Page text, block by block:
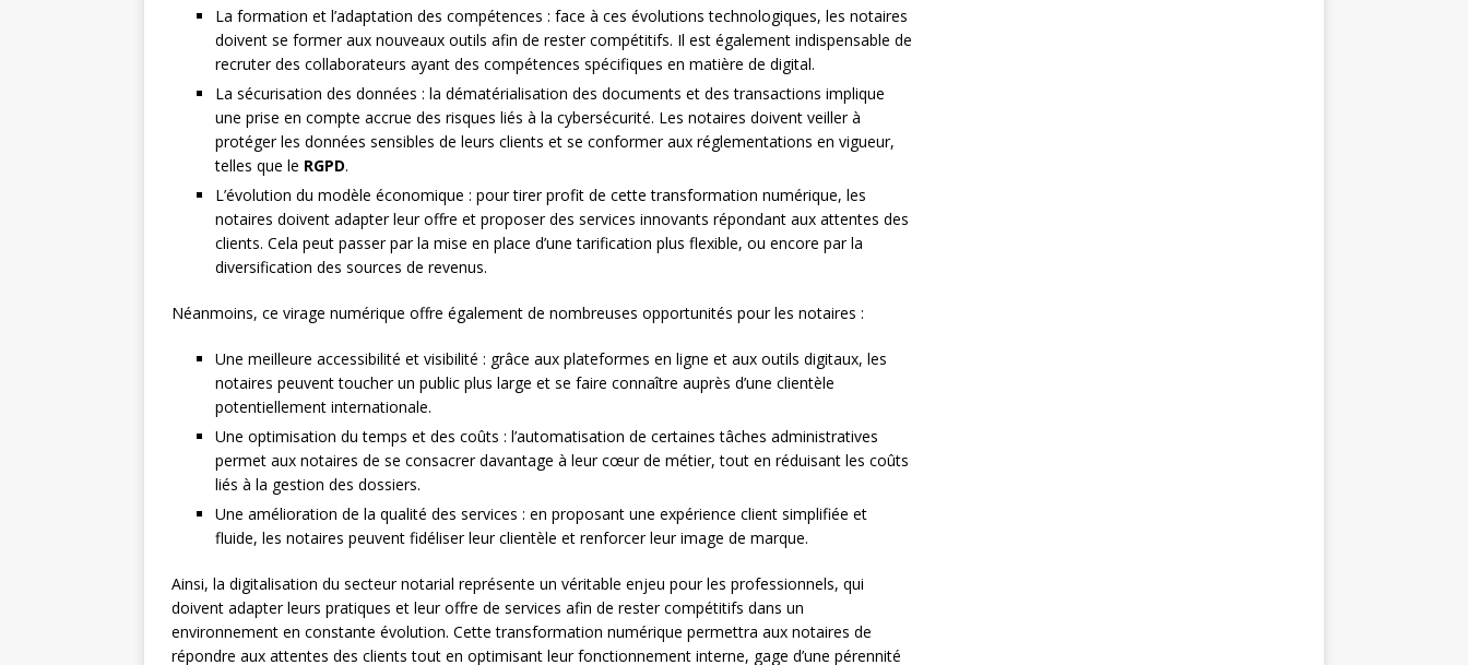
La formation et l’adaptation des compétences : face à ces évolutions technologiques, les notaires
doivent se former aux nouveaux outils afin de rester compétitifs. Il est également indispensable de
recruter des collaborateurs ayant des compétences spécifiques en matière de digital.
La sécurisation des données : la dématérialisation des documents et des transactions implique
une prise en compte accrue des risques liés à la cybersécurité. Les notaires doivent veiller à
protéger les données sensibles de leurs clients et se conformer aux réglementations en vigueur,
telles que le RGPD.
L’évolution du modèle économique : pour tirer profit de cette transformation numérique, les
notaires doivent adapter leur offre et proposer des services innovants répondant aux attentes des
clients. Cela peut passer par la mise en place d’une tarification plus flexible, ou encore par la
diversification des sources de revenus.
Néanmoins, ce virage numérique offre également de nombreuses opportunités pour les notaires :
Une meilleure accessibilité et visibilité : grâce aux plateformes en ligne et aux outils digitaux, les
notaires peuvent toucher un public plus large et se faire connaître auprès d’une clientèle
potentiellement internationale.
Une optimisation du temps et des coûts : l’automatisation de certaines tâches administratives
permet aux notaires de se consacrer davantage à leur cœur de métier, tout en réduisant les coûts
liés à la gestion des dossiers.
Une amélioration de la qualité des services : en proposant une expérience client simplifiée et
fluide, les notaires peuvent fidéliser leur clientèle et renforcer leur image de marque.
Ainsi, la digitalisation du secteur notarial représente un véritable enjeu pour les professionnels, qui
doivent adapter leurs pratiques et leur offre de services afin de rester compétitifs dans un
environnement en constante évolution. Cette transformation numérique permettra aux notaires de
répondre aux attentes des clients tout en optimisant leur fonctionnement interne, gage d’une pérennité